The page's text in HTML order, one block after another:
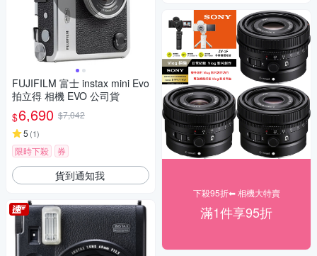
FUJIFILM 富士 instax mini Evo
拍立得 相機 EVO 公司貨
$6,690 $7,042
5 (1)
限時下殺 券
貨到通知我
下殺95折⬅︎ 相機大特賣
滿1件享95折